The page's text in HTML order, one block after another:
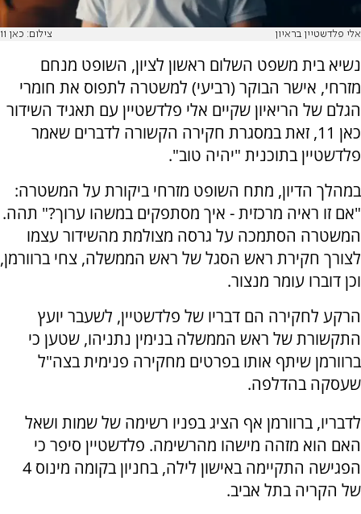
אלי פלדשטיין בראיון צילום: כאן 11
נשיא בית משפט השלום ראשון לציון, השופט מנחם
מזרחי, אישר הבוקר (רביעי) למשטרה לתפוס את חומרי
הגלם של הריאיון שקיים אלי פלדשטיין עם תאגיד השידור
כאן 11, זאת במסגרת חקירה הקשורה לדברים שאמר
פלדשטיין בתוכנית "יהיה טוב".
במהלך הדיון, מתח השופט מזרחי ביקורת על המשטרה:
"אם זו ראיה מרכזית - איך מסתפקים במשהו ערוך?" תהה.
המשטרה הסתמכה על גרסה מצולמת מהשידור עצמו
לצורך חקירת ראש הסגל של ראש הממשלה, צחי ברוורמן,
וכן דוברו עומר מנצור.
הרקע לחקירה הם דבריו של פלדשטיין, לשעבר יועץ
התקשורת של ראש הממשלה בנימין נתניהו, שטען כי
ברוורמן שיתף אותו בפרטים מחקירה פנימית בצה"ל
שעסקה בהדלפה.
לדבריו, ברוורמן אף הציג בפניו רשימה של שמות ושאל
האם הוא מזהה מישהו מהרשימה. פלדשטיין סיפר כי
הפגישה התקיימה באישון לילה, בחניון בקומה מינוס 4
של הקריה בתל אביב.